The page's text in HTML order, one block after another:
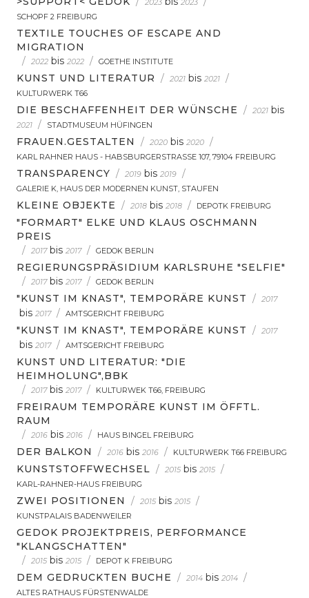
2023 2023
SCHOPF 2 FREIBURG
TEXTILE TOUCHES OF ESCAPE AND
MIGRATION
/ 2022 bis 2022 / GOETHE INSTITUTE
KUNST UND LITERATUR / 2021 bis 2021 /
KULTURWERK T66
DIE BESCHAFFENHEIT DER WÜNSCHE / 2021 bis
2021 / STADTMUSEUM HÜFINGEN
FRAUEN.GESTALTEN / 2020 bis 2020 /
KARL RAHNER HAUS - HABSBURGERSTRASSE 107, 79104 FREIBURG
TRANSPARENCY / 2019 bis 2019 /
GALERIE K, HAUS DER MODERNEN KUNST, STAUFEN
KLEINE OBJEKTE / 2018 bis 2018 / DEPOTK FREIBURG
"FORMART" ELKE UND KLAUS OSCHMANN
PREIS
/ 2017 bis 2017 / GEDOK BERLIN
REGIERUNGSPRÄSIDIUM KARLSRUHE "SELFIE"
/ 2017 bis 2017 / GEDOK BERLIN
"KUNST IM KNAST", TEMPORÄRE KUNST / 2017
bis 2017 / AMTSGERICHT FREIBURG
"KUNST IM KNAST", TEMPORÄRE KUNST / 2017
bis 2017 / AMTSGERICHT FREIBURG
KUNST UND LITERATUR: "DIE
HEIMHOLUNG",BBK
/ 2017 bis 2017 / KULTURWEK T66, FREIBURG
FREIRAUM TEMPORÄRE KUNST IM ÖFFTL.
RAUM
/ 2016 bis 2016 / HAUS BINGEL FREIBURG
DER BALKON / 2016 bis 2016 / KULTURWERK T66 FREIBURG
KUNSTSTOFFWECHSEL / 2015 bis 2015 /
KARL-RAHNER-HAUS FREIBURG
ZWEI POSITIONEN / 2015 bis 2015 /
KUNSTPALAIS BADENWEILER
GEDOK PROJEKTPREIS, PERFORMANCE
"KLANGSCHATTEN"
/ 2015 bis 2015 / DEPOT K FREIBURG
DEM GEDRUCKTEN BUCHE / 2014 bis 2014 /
ALTES RATHAUS FÜRSTENWALDE